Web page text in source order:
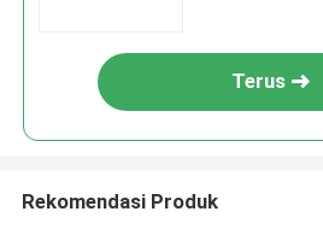
Terus
Rekomendasi Produk